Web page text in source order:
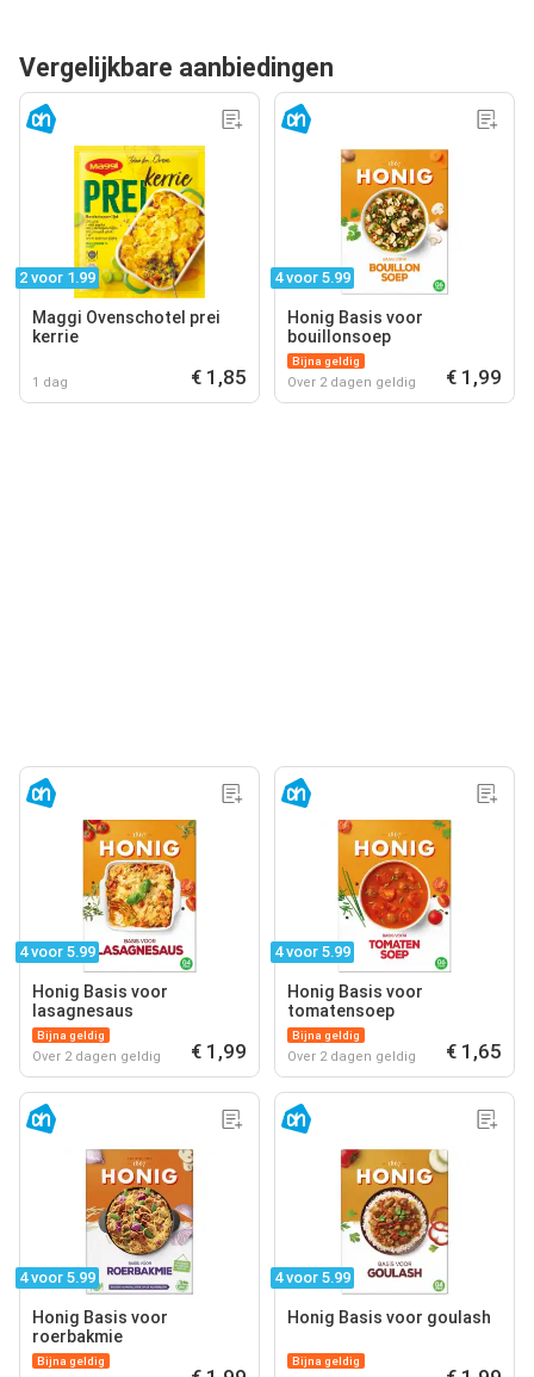
Vergelijkbare aanbiedingen
2 voor 1.99
Maggi Ovenschotel prei
kerrie
1 dag € 1,85
4 voor 5.99
Honig Basis voor
bouillonsoep
Bijna geldig
Over 2 dagen geldig € 1,99
4 voor 5.99
Honig Basis voor
lasagnesaus
Bijna geldig
Over 2 dagen geldig € 1,99
4 voor 5.99
Honig Basis voor
tomatensoep
Bijna geldig
Over 2 dagen geldig € 1,65
4 voor 5.99
Honig Basis voor
roerbakmie
Bijna geldig
4 voor 5.99
Honig Basis voor goulash
Bijna geldig